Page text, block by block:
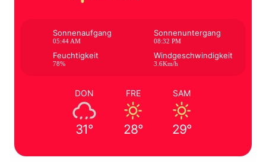
Sonnenaufgang
05:44 AM
Sonnenuntergang
08:32 PM
Feuchtigkeit
78%
Windgeschwindigkeit
3.6Km/h
DON
31°
FRE
28°
SAM
29°